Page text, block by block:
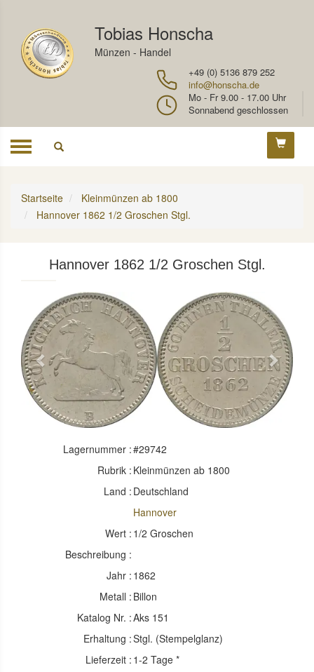
Tobias Honscha
Münzen - Handel
+49 (0) 5136 879 252
info@honscha.de
Mo - Fr 9.00 - 17.00 Uhr
Sonnabend geschlossen
Toggle
Startseite
Kleinmünzen ab 1800
Hannover 1862 1/2 Groschen Stgl.
Hannover 1862 1/2 Groschen Stgl.
Previous Next
Lagernummer :#29742
Rubrik : Kleinmünzen ab 1800
Land : Deutschland
Hannover
Wert : 1/2 Groschen
Beschreibung :
Jahr : 1862
Metall : Billon
Katalog Nr. :Aks 151
Erhaltung :Stgl. (Stempelglanz)
Lieferzeit : 1-2 Tage *